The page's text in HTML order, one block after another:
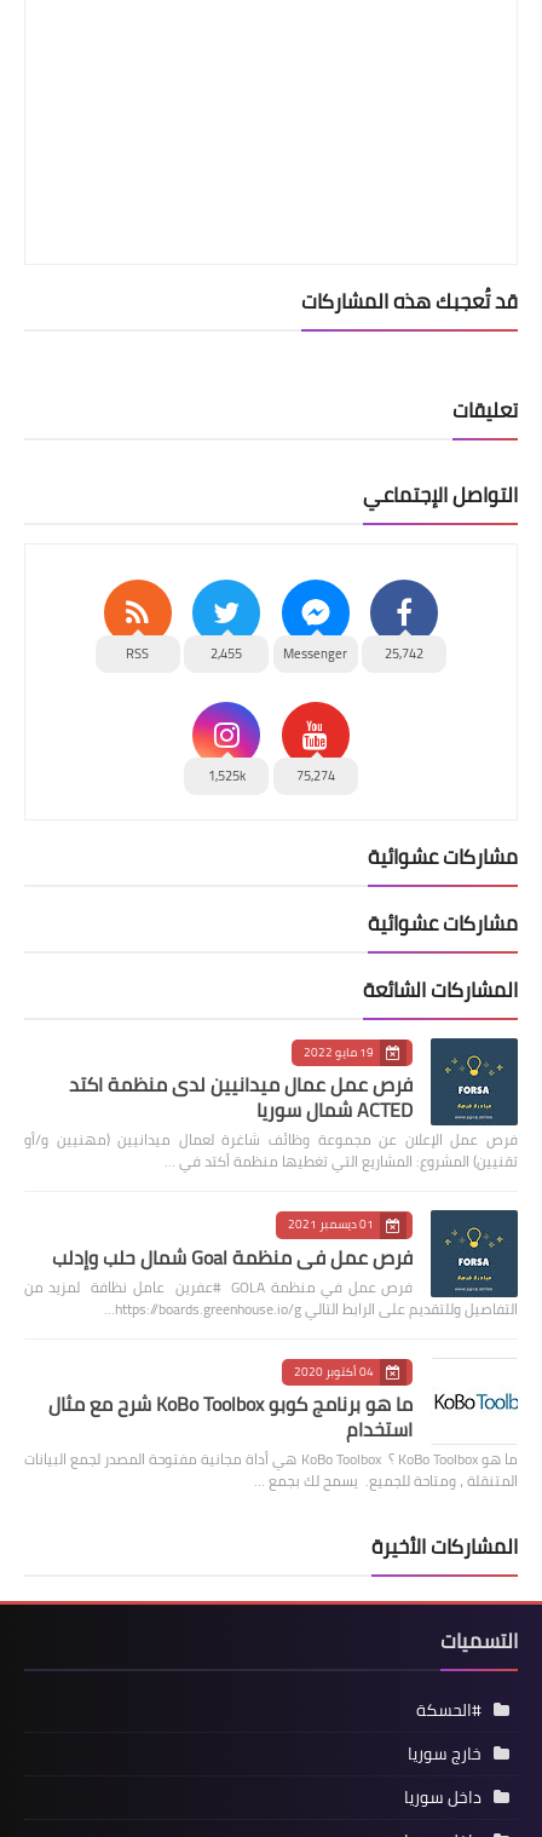
قد تُعجبك هذه المشاركات
تعليقات
التواصل الإجتماعي
25,742
Messenger
2,455
RSS
75,274
1,525k
مشاركات عشوائية
مشاركات عشوائية
المشاركات الشائعة
19 مايو 2022
فرص عمل عمال ميدانيين لدى منظمة اكتد
ACTED شمال سوريا
فرص عمل الإعلان عن مجموعة وظائف شاغرة لعمال ميدانيين (مهنيين و/أو
تقنيين) المشروع: المشاريع التي تغطيها منظمة أكتد في …
01 ديسمبر 2021
فرص عمل في منظمة Goal شمال حلب وإدلب
فرص عمل في منظمة GOLA #عفرين عامل نظافة لمزيد من
التفاصيل وللتقديم على الرابط التالي https://boards.greenhouse.io/g…
04 أكتوبر 2020
ما هو برنامج كوبو KoBo Toolbox شرح مع مثال
استخدام
ما هو KoBo Toolbox ؟ KoBo Toolbox هي أداة مجانية مفتوحة المصدر لجمع البيانات
المتنقلة ، ومتاحة للجميع. يسمح لك بجمع …
المشاركات الأخيرة
التسميات
#الحسكة
خارج سوريا
داخل سوريا